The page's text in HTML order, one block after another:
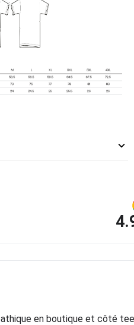
en boutique et côté